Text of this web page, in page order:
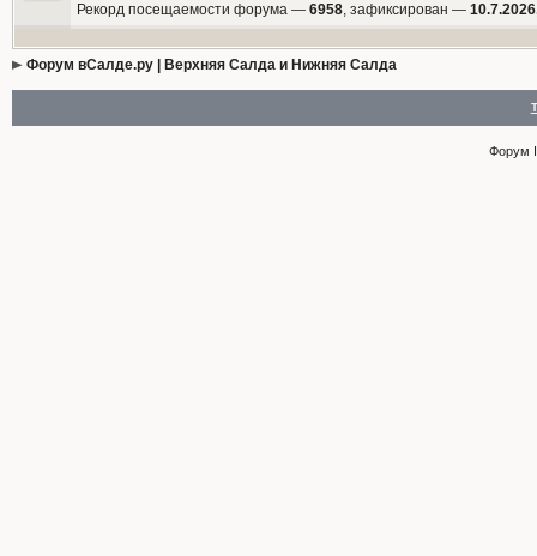
Рекорд посещаемости форума — 6958, зафиксирован —
Форум вСалде.ру | Верхняя Салда и Нижняя Салда
Форум